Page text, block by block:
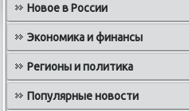
Новое в России
Экономика и финансы
Регионы и политика
Популярные новости